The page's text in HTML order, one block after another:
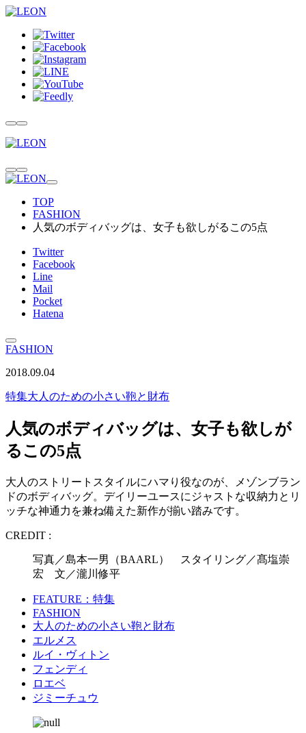
TOP
FASHION
人気のボディバッグは、女子も欲しがるこの5点
Twitter
Facebook
Line
Mail
Pocket
Hatena
FASHION
2018.09.04
特集大人のための小さい鞄と財布
人気のボディバッグは、女子も欲しが
るこの5点
大人のストリートスタイルにハマり役なのが、メゾンブラン
ドのボディバッグ。デイリーユースにジャストな収納力とリ
ッチな神通力を兼ね備えた新作が揃い踏みです。
CREDIT :
写真／島本一男（BAARL） スタイリング／髙塩崇
宏 文／瀧川修平
FEATURE：特集
FASHION
大人のための小さい鞄と財布
エルメス
ルイ・ヴィトン
フェンディ
ロエベ
ジミーチュウ